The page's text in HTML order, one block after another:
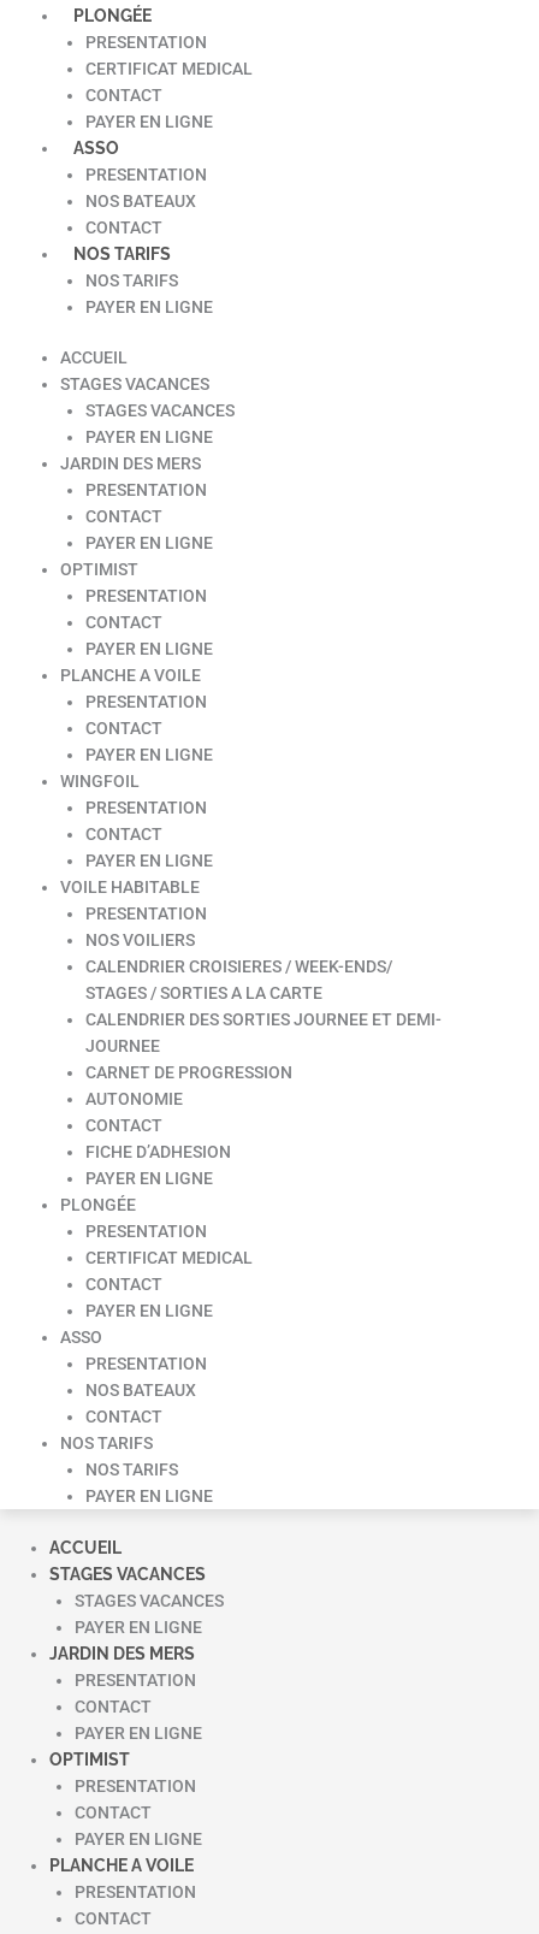
PLONGÉE
PRESENTATION
CERTIFICAT MEDICAL
CONTACT
PAYER EN LIGNE
ASSO
PRESENTATION
NOS BATEAUX
CONTACT
NOS TARIFS
NOS TARIFS
PAYER EN LIGNE
ACCUEIL
STAGES VACANCES
STAGES VACANCES
PAYER EN LIGNE
JARDIN DES MERS
PRESENTATION
CONTACT
PAYER EN LIGNE
OPTIMIST
PRESENTATION
CONTACT
PAYER EN LIGNE
PLANCHE A VOILE
PRESENTATION
CONTACT
PAYER EN LIGNE
WINGFOIL
PRESENTATION
CONTACT
PAYER EN LIGNE
VOILE HABITABLE
PRESENTATION
NOS VOILIERS
CALENDRIER CROISIERES / WEEK-ENDS/
STAGES / SORTIES A LA CARTE
CALENDRIER DES SORTIES JOURNEE ET DEMI-
JOURNEE
CARNET DE PROGRESSION
AUTONOMIE
CONTACT
FICHE D’ADHESION
PAYER EN LIGNE
PLONGÉE
PRESENTATION
CERTIFICAT MEDICAL
CONTACT
PAYER EN LIGNE
ASSO
PRESENTATION
NOS BATEAUX
CONTACT
NOS TARIFS
NOS TARIFS
PAYER EN LIGNE
ACCUEIL
STAGES VACANCES
STAGES VACANCES
PAYER EN LIGNE
JARDIN DES MERS
PRESENTATION
CONTACT
PAYER EN LIGNE
OPTIMIST
PRESENTATION
CONTACT
PAYER EN LIGNE
PLANCHE A VOILE
PRESENTATION
CONTACT